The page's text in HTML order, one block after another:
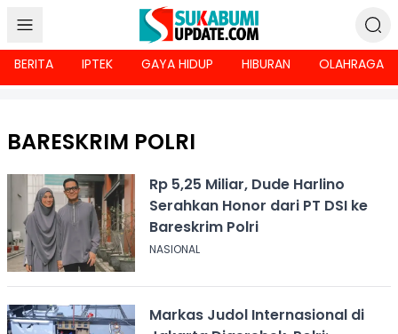
BERITA IPTEK GAYA HIDUP HIBURAN OLAHRAGA
BARESKRIM POLRI
Rp 5,25 Miliar, Dude Harlino
Serahkan Honor dari PT DSI ke
Bareskrim Polri
NASIONAL
Markas Judol Internasional di